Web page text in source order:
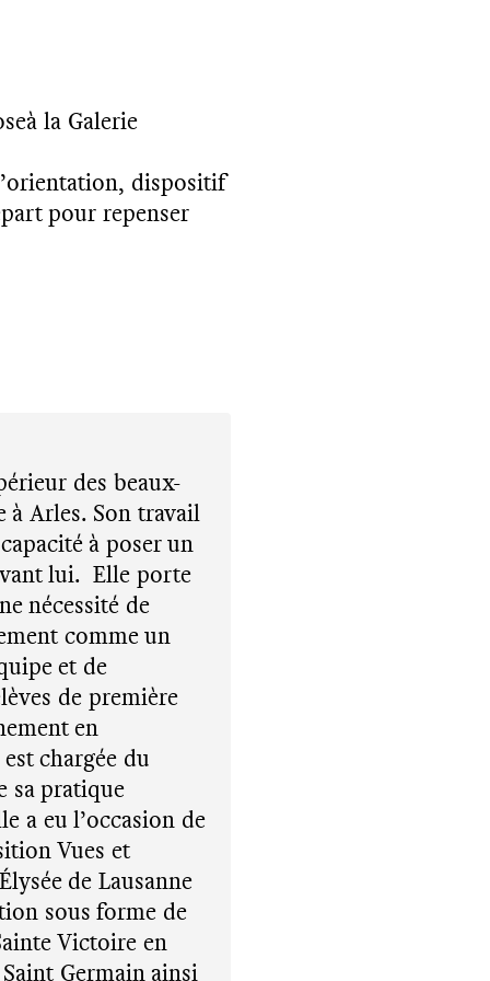
la Galerie
dispositif
pour repenser
des beaux-
à Arles. Son travail
à poser un
lui. Elle porte
nécessité de
comme un
et de
de première
en
chargée du
sa pratique
a eu l’occasion de
Vues et
de Lausanne
sous forme de
Victoire en
Germain ainsi